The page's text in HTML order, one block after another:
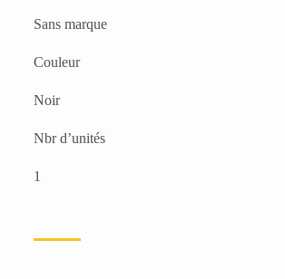
Sans marque
Couleur
Noir
Nbr d’unités
1